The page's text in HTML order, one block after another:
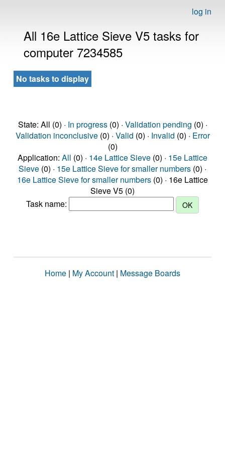
log in
All 16e Lattice Sieve V5 tasks for
computer 7234585
No tasks to display
State: All (0) · In progress(0) · Validation pending (0) ·
Validation inconclusive(0) · Valid (0) · Invalid (0) · Error
(0)
Application: All (0) · 14e Lattice Sieve (0) · 15e Lattice
Sieve (0) · 15e Lattice Sieve for smaller numbers (0) ·
16e Lattice Sieve for smaller numbers (0) · 16e Lattice
Sieve V5 (0)
Task name:
Home | My Account | Message Boards